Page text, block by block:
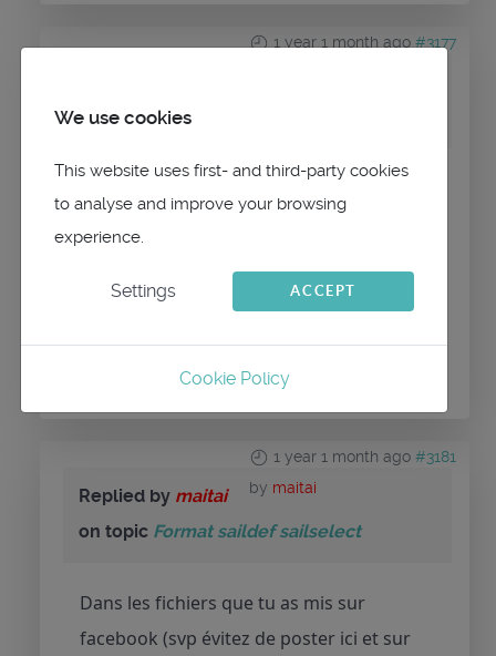
1 year 1 month ago #3177
on topicFormat saildef sailselect
Histoire de copier coller, C'est-à-dire ?
1 year 1 month ago #3181
by maitai
Replied by maitai
on topic Format saildef sailselect
Dans les fichiers que tu as mis sur
facebook (svp évitez de poster ici et sur
We use cookies
This website uses first- and third-party cookies
to analyse and improve your browsing
experience.
Settings ACCEPT
Cookie Policy